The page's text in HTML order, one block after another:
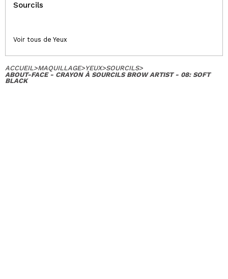
Sourcils
Voir tous de Yeux
ACCUEIL>MAQUILLAGE>YEUX>SOURCILS>
ABOUT-FACE - CRAYON À SOURCILS BROW ARTIST - 08: SOFT
BLACK